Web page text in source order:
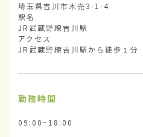
埼玉県吉川市木売3-1-4
駅名
JR武蔵野線吉川駅
アクセス
JR武蔵野線吉川駅から徒歩１分
勤務時間
09:00~18:00